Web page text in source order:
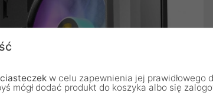
ciasteczek w celu zapewnienia jej prawidłowego
mógł dodać produkt do koszyka albo się